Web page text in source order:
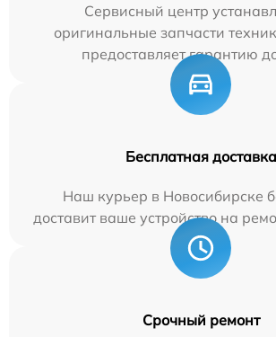
Сервисный центр
оригинальные запчасти
предоставляет гарантию
Бесплатная доставка
Наш курьер в Новосибирске
доставит ваше устройство на
Срочный ремонт